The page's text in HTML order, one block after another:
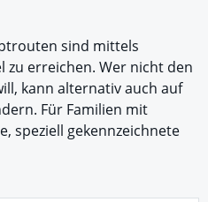
sind mittels
erreichen. Wer nicht den
kann alternativ auch auf
Für Familien mit
speziell gekennzeichnete